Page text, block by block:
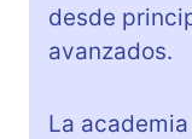
desde
avanzados.
La